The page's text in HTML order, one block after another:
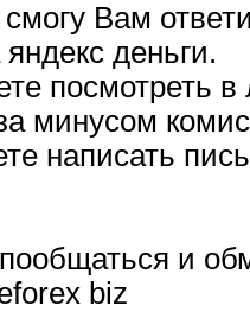
Вам
деньги.
посмотреть
минусом
написать
и
biz